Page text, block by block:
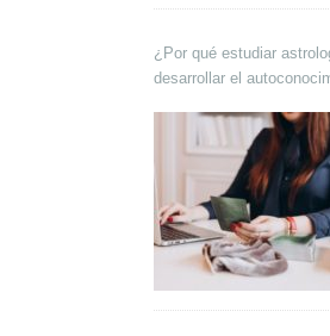
¿Por qué estudiar
desarrollar el